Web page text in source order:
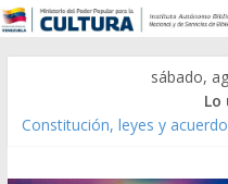
sábado,
Lo
Constitución, leyes y